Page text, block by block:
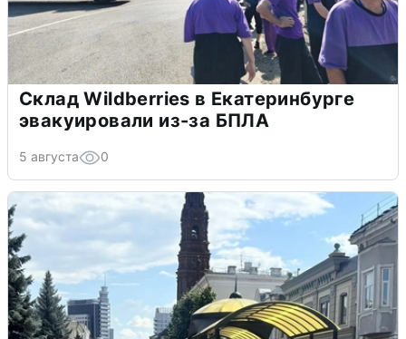
Склад Wildberries в Екатеринбурге
эвакуировали из-за БПЛА
5 августа 0